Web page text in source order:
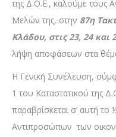
της Δ.Ο.Ε., καλούμε τους
Μελών της, στην 87η
Κλάδου, στις 23, 24 και
λήψη αποφάσεων στα
Η Γενική Συνέλευση,
1 του Καταστατικού της
παραβρίσκεται σ’ αυτή
Αντιπροσώπων των